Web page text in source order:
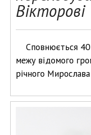
Вікторові
Сповнюється 40
межу відомого
річного